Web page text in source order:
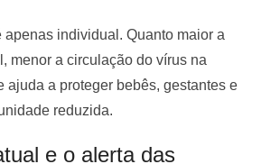
apenas individual. Quanto maior a
menor a circulação do vírus na
ajuda a proteger bebês, gestantes e
reduzida.
e o alerta das